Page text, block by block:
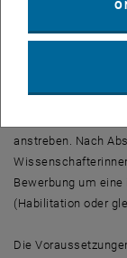
der modernen
Zielgruppe des
anstreben. Nach
Bewerbung um
(Habilitation oder
Die